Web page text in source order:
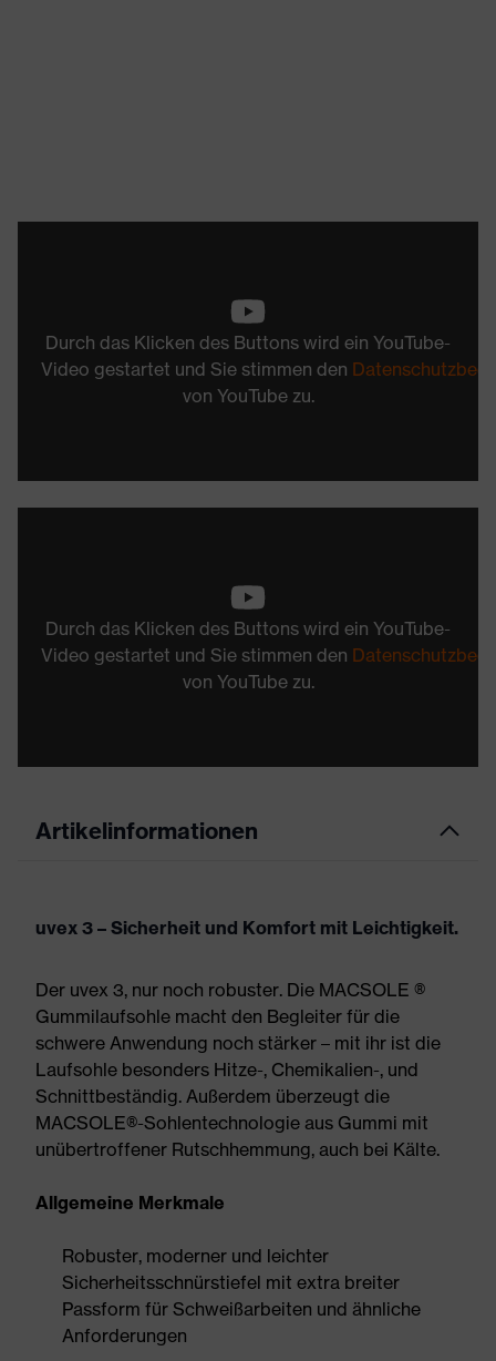
Durch das Klicken des Buttons wird ein YouTube-
Video gestartet und Sie stimmen den
von YouTube zu.
Durch das Klicken des Buttons wird ein YouTube-
Video gestartet und Sie stimmen den
von YouTube zu.
Artikelinformationen
uvex 3 – Sicherheit und Komfort mit Leichtigkeit.
Der uvex 3, nur noch robuster. Die MACSOLE ®
Gummilaufsohle macht den Begleiter für die
schwere Anwendung noch stärker – mit ihr ist die
Laufsohle besonders Hitze-, Chemikalien-, und
Schnittbeständig. Außerdem überzeugt die
MACSOLE®-Sohlentechnologie aus Gummi mit
unübertroffener Rutschhemmung, auch bei Kälte.
Allgemeine Merkmale
Robuster, moderner und leichter
Sicherheitsschnürstiefel mit extra breiter
Passform für Schweißarbeiten und ähnliche
Anforderungen